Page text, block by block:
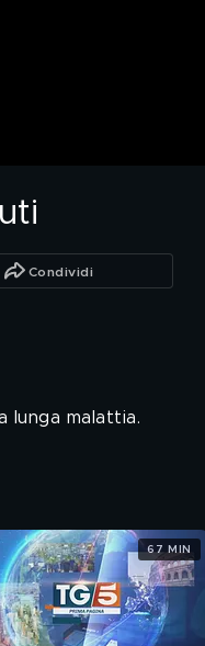
Condividi
lunga malattia.
67 MIN